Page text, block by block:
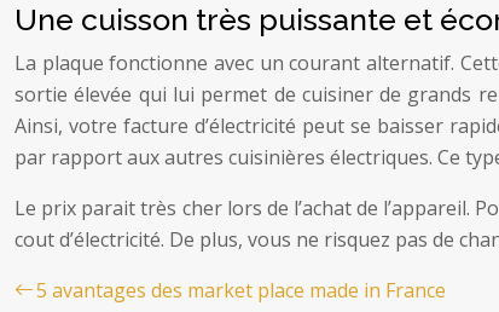
Une cuisson très puissante et
La plaque fonctionne avec un courant alternatif.
sortie élevée qui lui permet de cuisiner de grands
Ainsi, votre facture d’électricité peut se baisser
par rapport aux autres cuisinières électriques. Ce
Le prix parait très cher lors de l’achat de l’appareil.
cout d’électricité. De plus, vous ne risquez pas de
5 avantages des market place made in France